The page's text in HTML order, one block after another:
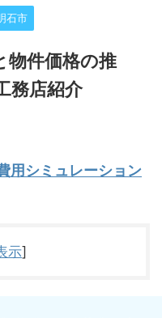
石市
物件価格の推
務店紹介
用シミュレーション
示]